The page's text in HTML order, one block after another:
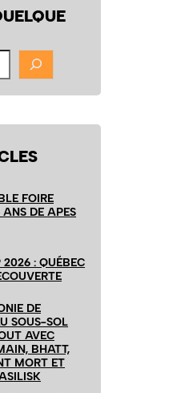
FOIRE
ANS DE APES
2026 : QUÉBEC
DE
SOUS-SOL
AVEC
BHATT,
MORT ET